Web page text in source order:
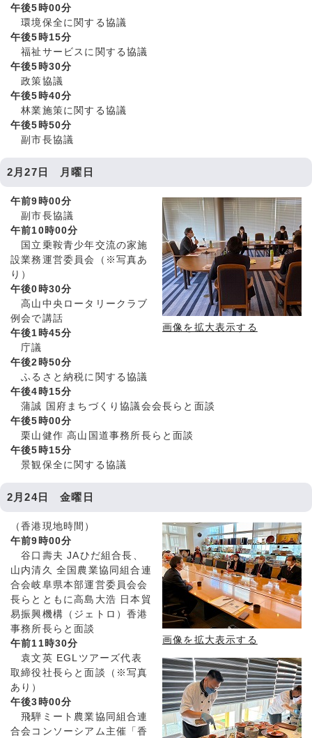
午後5時00分
環境保全に関する協議
午後5時15分
福祉サービスに関する協議
午後5時30分
政策協議
午後5時40分
林業施策に関する協議
午後5時50分
副市長協議
2月27日 月曜日
画像を拡大表示する
午前9時00分
副市長協議
午前10時00分
国立乗鞍青少年交流の家施
設業務運営委員会（※写真あ
り）
午後0時30分
高山中央ロータリークラブ
例会で講話
午後1時45分
庁議
午後2時50分
ふるさと納税に関する協議
午後4時15分
蒲誠 国府まちづくり協議会会長らと面談
午後5時00分
栗山健作 高山国道事務所長らと面談
午後5時15分
景観保全に関する協議
2月24日 金曜日
画像を拡大表示する
（香港現地時間）
午前9時00分
谷口壽夫 JAひだ組合長、
山内清久 全国農業協同組合連
合会岐阜県本部運営委員会会
長らとともに高島大浩 日本貿
易振興機構（ジェトロ）香港
事務所長らと面談
午前11時30分
袁文英 EGLツアーズ代表
取締役社長らと面談（※写真
あり）
午後3時00分
飛騨ミート農業協同組合連
合会コンソーシアム主催「香